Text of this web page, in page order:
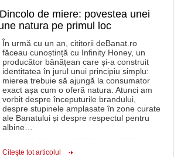
de miere: povestea unei
natura pe primul loc
În urmă cu un an, cititorii deBanat.ro
făceau cunoștință cu Infinity Honey, un
producător bănățean care și-a construit
identitatea în jurul unui principiu simplu:
mierea trebuie să ajungă la consumator
exact așa cum o oferă natura. Atunci am
vorbit despre începuturile brandului,
despre stupinele amplasate în zone curate
ale Banatului și despre respectul pentru
albine…
Citeşte tot articolul